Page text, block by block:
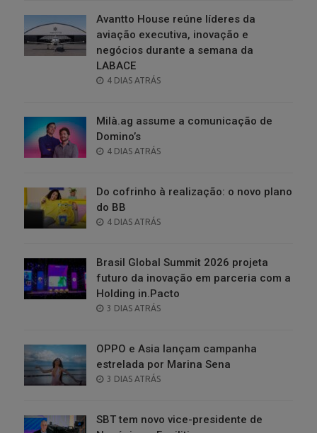
Avantto House reúne líderes da
aviação executiva, inovação e
negócios durante a semana da
LABACE
POSTED
4 DIAS ATRÁS
Milà.ag assume a comunicação de
Domino’s
POSTED
4 DIAS ATRÁS
Do cofrinho à realização: o novo plano
do BB
POSTED
4 DIAS ATRÁS
Brasil Global Summit 2026 projeta
futuro da inovação em parceria com a
Holding in.Pacto
POSTED
3 DIAS ATRÁS
OPPO e Asia lançam campanha
estrelada por Marina Sena
POSTED
3 DIAS ATRÁS
SBT tem novo vice-presidente de